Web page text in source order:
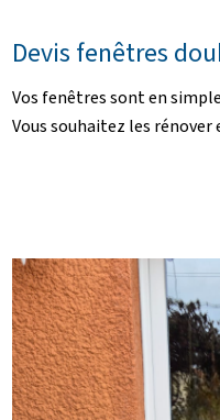
Devis fenêtres
Vos fenêtres sont en
Vous souhaitez les rénover